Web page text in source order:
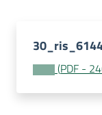
(PDF -